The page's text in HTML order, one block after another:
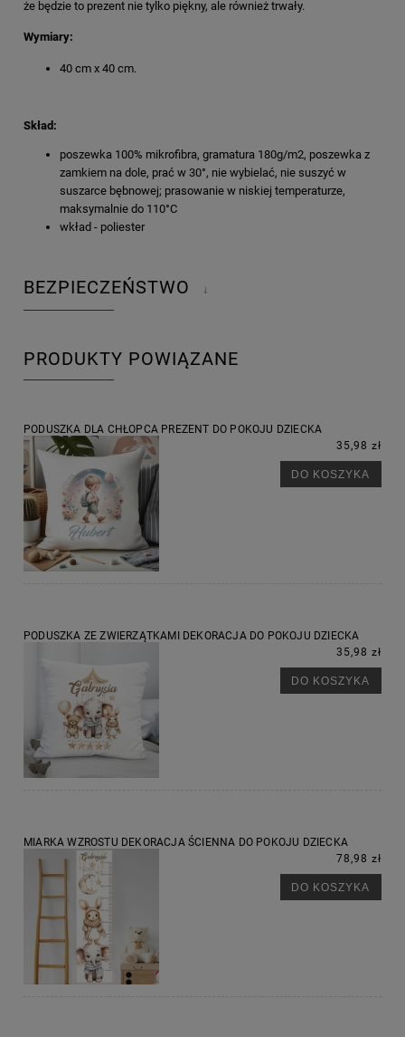
że będzie to prezent nie tylko piękny, ale również trwały.
Wymiary:
40 cm x 40 cm.
Skład:
poszewka 100% mikrofibra, gramatura 180g/m2, poszewka z
zamkiem na dole, prać w 30°, nie wybielać, nie suszyć w
suszarce bębnowej; prasowanie w niskiej temperaturze,
maksymalnie do 110°C
wkład - poliester
BEZPIECZEŃSTWO ↓
PRODUKTY POWIĄZANE
PODUSZKA DLA CHŁOPCA PREZENT DO POKOJU DZIECKA
35,98 zł
DO KOSZYKA
PODUSZKA ZE ZWIERZĄTKAMI DEKORACJA DO POKOJU DZIECKA
35,98 zł
DO KOSZYKA
MIARKA WZROSTU DEKORACJA ŚCIENNA DO POKOJU DZIECKA
78,98 zł
DO KOSZYKA